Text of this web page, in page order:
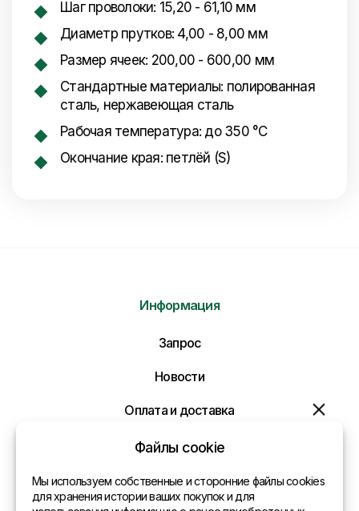
Шаг проволоки: 15,20 - 61,10 мм
Диаметр прутков: 4,00 - 8,00 мм
Размер ячеек: 200,00 - 600,00 мм
Стандартные материалы: полированная
сталь, нержавеющая сталь
Рабочая температура: до 350 °C
Окончание края: петлёй (S)
Отправить нам сообщение
Напишите нам ваше сообщение и мы ответим
Информация
Запрос
Новости
Оплата и доставка
Политика конфиденциальности
Контакты
Файлы cookie
Мы используем собственные и сторонние файлы cookies
для хранения истории ваших покупок и для